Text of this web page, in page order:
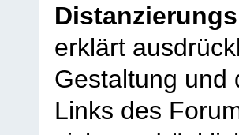
erklärt
Gestaltung und
Links des